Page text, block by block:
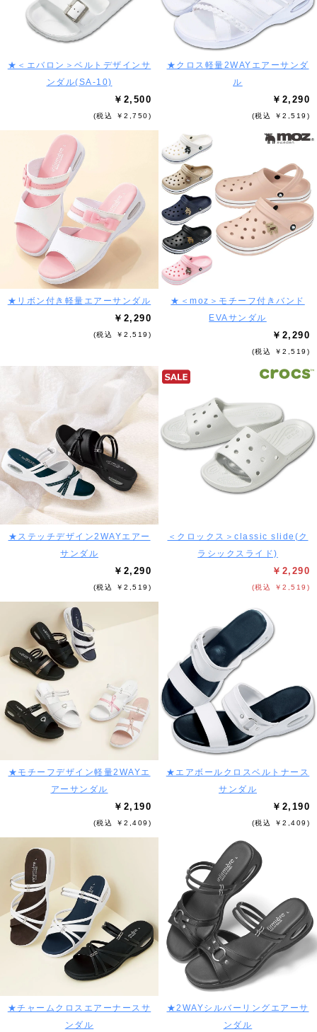
★＜エバロン＞ベルトデザインサ
ンダル(SA-10)
￥2,500
(税込 ￥2,750)
★クロス軽量2WAYエアーサンダ
ル
￥2,290
(税込 ￥2,519)
★リボン付き軽量エアーサンダル
￥2,290
(税込 ￥2,519)
★＜moz＞モチーフ付きバンド
EVAサンダル
￥2,290
(税込 ￥2,519)
★ステッチデザイン2WAYエアー
サンダル
￥2,290
(税込 ￥2,519)
＜クロックス＞classic slide(ク
ラシックスライド)
￥2,290
(税込 ￥2,519)
★モチーフデザイン軽量2WAYエ
アーサンダル
￥2,190
(税込 ￥2,409)
★エアボールクロスベルトナース
サンダル
￥2,190
(税込 ￥2,409)
★チャームクロスエアーナースサ
ンダル
★2WAYシルバーリングエアーサ
ンダル